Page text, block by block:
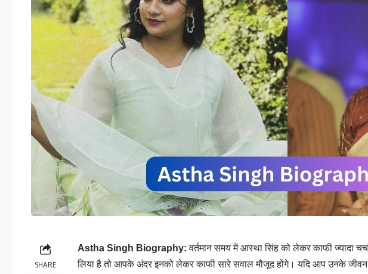
SHARE
Astha Singh Biography: वर्तमान समय में आस्था सिंह को लेकर काफी ज्यादा
लिया है तो आपके अंदर इनको लेकर काफी सारे सवाल मौजूद होंगे। यदि आप उनके जीवन